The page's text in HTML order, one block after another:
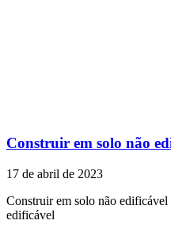
Construir em solo não
17 de abril de 2023
Construir em solo não
edificável